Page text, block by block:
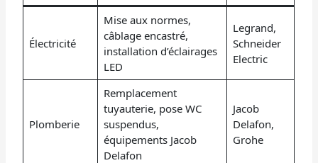
Électricité
Mise aux normes,
câblage encastré,
installation d’éclairages
LED
Legrand,
Schneider
Electric
Plomberie
Remplacement
tuyauterie, pose WC
suspendus,
équipements Jacob
Delafon
Jacob
Delafon,
Grohe